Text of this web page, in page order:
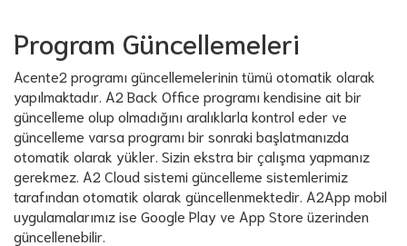
Program Güncellemeleri
Acente2 programı güncellemelerinin tümü otomatik olarak
yapılmaktadır. A2 Back Office programı kendisine ait bir
güncelleme olup olmadığını aralıklarla kontrol eder ve
güncelleme varsa programı bir sonraki başlatmanızda
otomatik olarak yükler. Sizin ekstra bir çalışma yapmanız
gerekmez. A2 Cloud sistemi güncelleme sistemlerimiz
tarafından otomatik olarak güncellenmektedir. A2App mobil
uygulamalarımız ise Google Play ve App Store üzerinden
güncellenebilir.